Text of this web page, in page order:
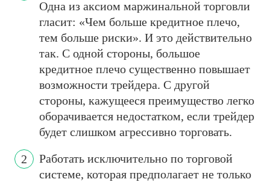
Одна из аксиом маржинальной торговли
гласит: «Чем больше кредитное плечо,
тем больше риски». И это действительно
так. С одной стороны, большое
кредитное плечо существенно повышает
возможности трейдера. С другой
стороны, кажущееся преимущество легко
оборачивается недостатком, если трейдер
будет слишком агрессивно торговать.
Работать исключительно по торговой
системе, которая предполагает не только